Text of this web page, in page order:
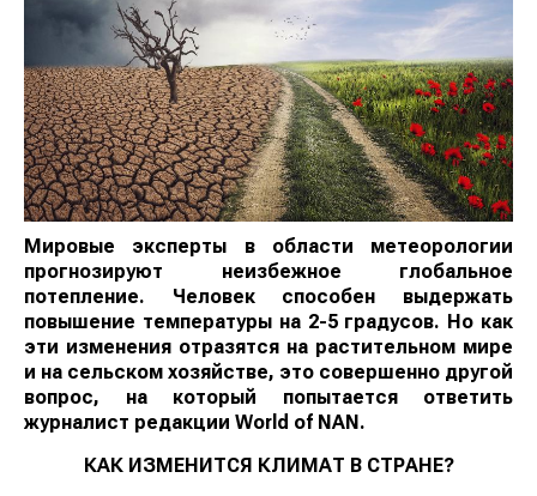
Мировые эксперты в области метеорологии
прогнозируют неизбежное глобальное
потепление. Человек способен выдержать
повышение температуры на 2-5 градусов. Но как
эти изменения отразятся на растительном мире
и на сельском хозяйстве, это совершенно другой
вопрос, на который попытается ответить
журналист редакции World of NAN .
КАК ИЗМЕНИТСЯ КЛИМАТ В СТРАНЕ?